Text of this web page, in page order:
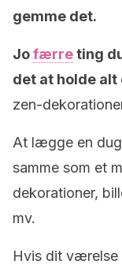
gemme det.
Jofærreting
det at holde
zen-
At lægge en
samme som et
dekorationer,
mv.
Hvis dit værelse